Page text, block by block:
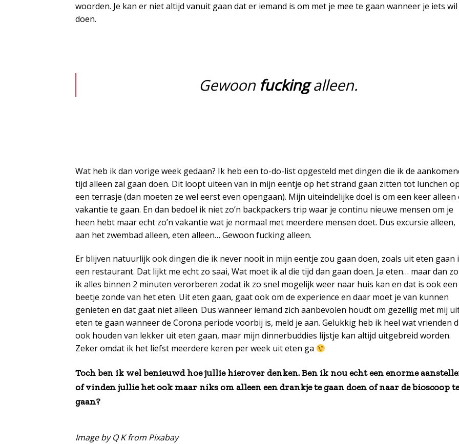
woorden. Je kan er niet altijd vanuit gaan dat er iemand is om met je mee te gaan wanneer je iets wil
doen.
Gewoon fuckingalleen.
Wat heb ik dan vorige week gedaan? Ik heb een to-do-list opgesteld met dingen die ik de
tijd alleen zal gaan doen. Dit loopt uiteen van in mijn eentje op het strand gaan zitten tot lunchen
een terrasje (dan moeten ze wel eerst even opengaan). Mijn uiteindelijke doel is om een keer alleen
vakantie te gaan. En dan bedoel ik niet zo’n backpackers trip waar je continu nieuwe mensen om je
heen hebt maar echt zo’n vakantie wat je normaal met meerdere mensen doet. Dus excursie alleen,
aan het zwembad alleen, eten alleen… Gewoon fucking alleen.
Er blijven natuurlijk ook dingen die ik never nooit in mijn eentje zou gaan doen, zoals uit eten gaan
een restaurant. Dat lijkt me echt zo saai, Wat moet ik al die tijd dan gaan doen. Ja eten… maar dan
ik alles binnen 2 minuten verorberen zodat ik zo snel mogelijk weer naar huis kan en dat is ook een
beetje zonde van het eten. Uit eten gaan, gaat ook om de experience en daar moet je van kunnen
genieten en dat gaat niet alleen. Dus wanneer iemand zich aanbevolen houdt om gezellig met mij
eten te gaan wanneer de Corona periode voorbij is, meld je aan. Gelukkig heb ik heel wat vrienden
ook houden van lekker uit eten gaan, maar mijn dinnerbuddies lijstje kan altijd uitgebreid worden.
Zeker omdat ik het liefst meerdere keren per week uit eten ga
Toch ben ik wel benieuwd hoe jullie hierover denken. Ben ik nou echt een enorme
of vinden jullie het ook maar niks om alleen een drankje te gaan doen of naar de bioscoop te
gaan?
Image byQ Kfrom Pixabay